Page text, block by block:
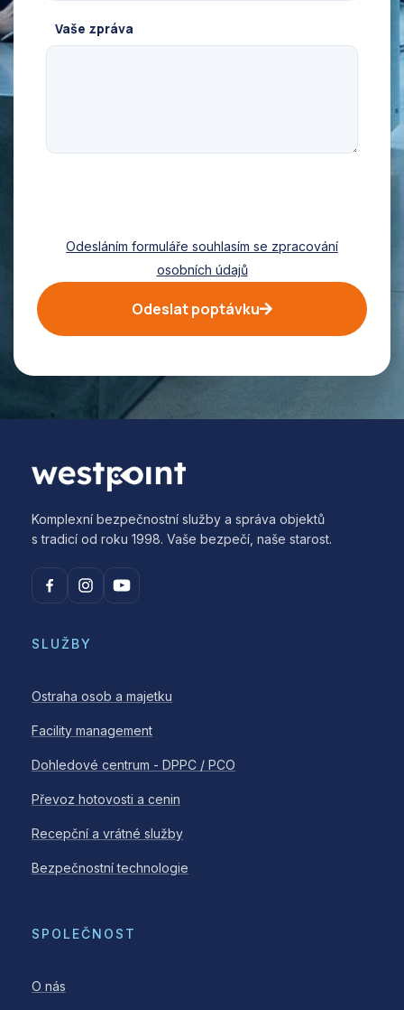
Vaše zpráva
Odesláním formuláře souhlasím se zpracování
osobních údajů
Odeslat poptávku
Komplexní bezpečnostní služby a správa objektů
s tradicí od roku 1998. Vaše bezpečí, naše starost.
SLUŽBY
Ostraha osob a majetku
Facility management
Dohledové centrum - DPPC / PCO
Převoz hotovosti a cenin
Recepční a vrátné služby
Bezpečnostní technologie
SPOLEČNOST
O nás